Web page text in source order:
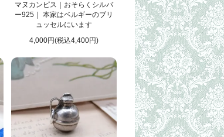
マヌカンピス｜おそらくシルバ
ー925｜ 本家はベルギーのブリ
ュッセルにいます
4,000円(税込4,400円)